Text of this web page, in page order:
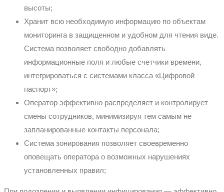
высоты;
Хранит всю необходимую информацию по объектам
мониторинга в защищенном и удобном для чтения виде.
Система позволяет свободно добавлять
информационные поля и любые счетчики времени,
интегрироваться с системами класса «Цифровой
паспорт»;
Оператор эффективно распределяет и контролирует
смены сотрудников, минимизируя тем самым не
запланированные контакты персонала;
Система зонирования позволяет своевременно
оповещать оператора о возможных нарушениях
установленных правил;